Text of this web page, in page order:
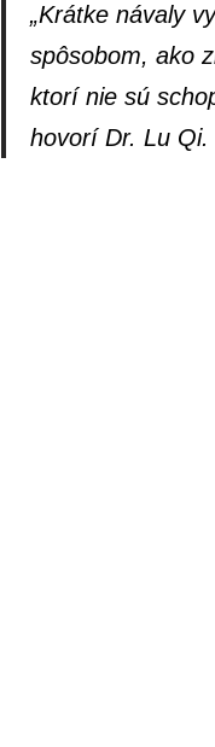
„Krátke návaly
spôsobom, ako
ktorí nie sú
hovorí Dr. Lu Qi.